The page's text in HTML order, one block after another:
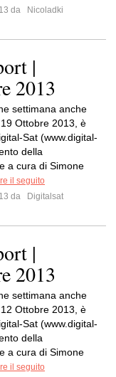
da
Nicoladki
|
2013
settimana anche
Ottobre 2013, è
Sat (www.digital-
della
a cura di Simone
il seguito
da
Digitalsat
|
2013
settimana anche
Ottobre 2013, è
Sat (www.digital-
della
a cura di Simone
il seguito